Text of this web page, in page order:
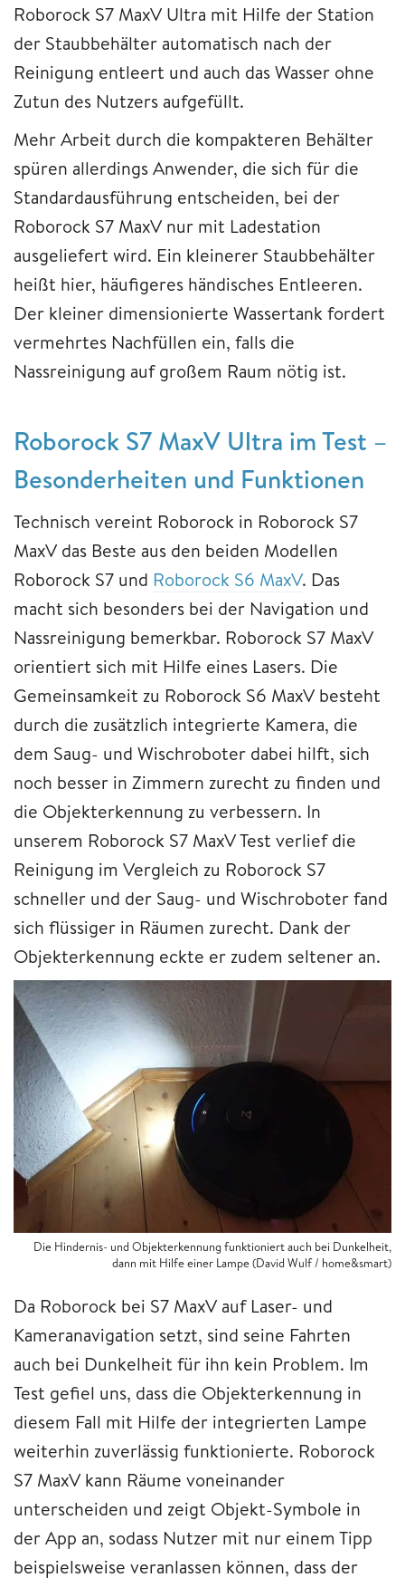
Roborock S7 MaxV Ultra mit Hilfe der Station
der Staubbehälter automatisch nach der
Reinigung entleert und auch das Wasser ohne
Zutun des Nutzers aufgefüllt.
Mehr Arbeit durch die kompakteren Behälter
spüren allerdings Anwender, die sich für die
Standardausführung entscheiden, bei der
Roborock S7 MaxV nur mit Ladestation
ausgeliefert wird. Ein kleinerer Staubbehälter
heißt hier, häufigeres händisches Entleeren.
Der kleiner dimensionierte Wassertank fordert
vermehrtes Nachfüllen ein, falls die
Nassreinigung auf großem Raum nötig ist.
Roborock S7 MaxV Ultra im Test –
Besonderheiten und Funktionen
Technisch vereint Roborock in Roborock S7
MaxV das Beste aus den beiden Modellen
Roborock S7 und Roborock S6 MaxV. Das
macht sich besonders bei der Navigation und
Nassreinigung bemerkbar. Roborock S7 MaxV
orientiert sich mit Hilfe eines Lasers. Die
Gemeinsamkeit zu Roborock S6 MaxV besteht
durch die zusätzlich integrierte Kamera, die
dem Saug- und Wischroboter dabei hilft, sich
noch besser in Zimmern zurecht zu finden und
die Objekterkennung zu verbessern. In
unserem Roborock S7 MaxV Test verlief die
Reinigung im Vergleich zu Roborock S7
schneller und der Saug- und Wischroboter fand
sich flüssiger in Räumen zurecht. Dank der
Objekterkennung eckte er zudem seltener an.
Die Hindernis- und Objekterkennung funktioniert auch bei Dunkelheit,
dann mit Hilfe einer Lampe (David Wulf / home&smart)
Da Roborock bei S7 MaxV auf Laser- und
Kameranavigation setzt, sind seine Fahrten
auch bei Dunkelheit für ihn kein Problem. Im
Test gefiel uns, dass die Objekterkennung in
diesem Fall mit Hilfe der integrierten Lampe
weiterhin zuverlässig funktionierte. Roborock
S7 MaxV kann Räume voneinander
unterscheiden und zeigt Objekt-Symbole in
der App an, sodass Nutzer mit nur einem Tipp
beispielsweise veranlassen können, dass der